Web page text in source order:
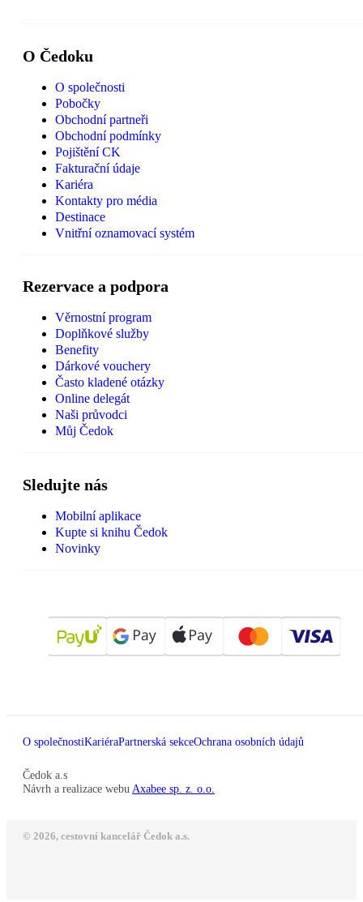
O Čedoku
O společnosti
Pobočky
Obchodní partneři
Obchodní podmínky
Pojištění CK
Fakturační údaje
Kariéra
Kontakty pro média
Destinace
Vnitřní oznamovací systém
Rezervace a podpora
Věrnostní program
Doplňkové služby
Benefity
Dárkové vouchery
Často kladené otázky
Online delegát
Naši průvodci
Můj Čedok
Sledujte nás
Mobilní aplikace
Kupte si knihu Čedok
Novinky
O společnostiKariéraPartnerská sekceOchrana osobních údajů
Čedok a.s
Návrh a realizace webu Axabee sp. z. o.o.
© 2026, cestovní kancelář Čedok a.s.